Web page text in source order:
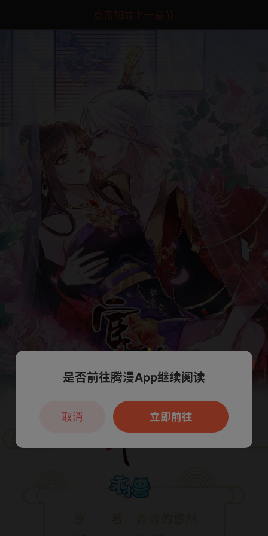
点击加载上一章节
本章节仅支持App阅读，可打开App新用
户7天免费看
是否前往腾漫App继续阅读
立即前往
取消